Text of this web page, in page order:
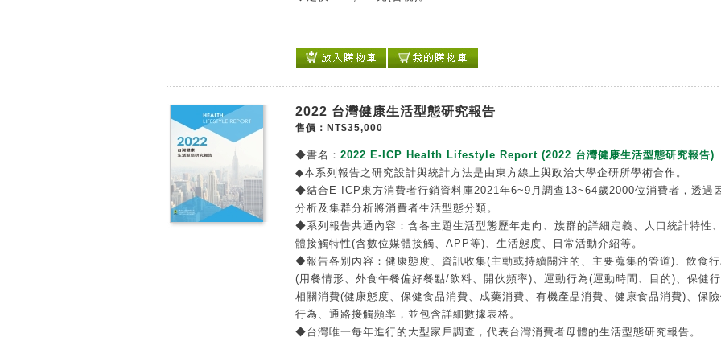
2022 台灣健康生活型態研究報告
售價：NT$35,000
◆書名： 2022 E-ICP Health Lifestyle Report (2022 台灣健康生活型態研究報告)
◆本系列報告之研究設計與統計方法是由東方線上與政治大學企研所學術合作。
◆結合E-ICP東方消費者行銷資料庫2021年6~9月調查13~64歲2000位消費者，透過
分析及集群分析將消費者生活型態分類。
◆系列報告共通內容：含各主題生活型態歷年走向、族群的詳細定義、人口統計特性
體接觸特性(含數位媒體接觸、APP等)、生活態度、日常活動介紹等。
◆報告各別內容：健康態度、資訊收集(主動或持續關注的、主要蒐集的管道)、飲食行
(用餐情形、外食午餐偏好餐點/飲料、開伙頻率)、運動行為(運動時間、目的)、保健
相關消費(健康態度、保健食品消費、成藥消費、有機產品消費、健康食品消費)、保險
行為、通路接觸頻率，並包含詳細數據表格。
◆台灣唯一每年進行的大型家戶調查，代表台灣消費者母體的生活型態研究報告。